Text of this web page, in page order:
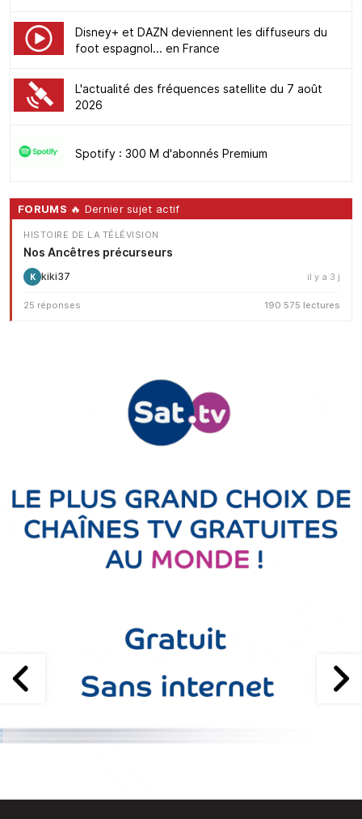
Disney+ et DAZN deviennent les diffuseurs du
foot espagnol... en France
L'actualité des fréquences satellite du 7 août
2026
Spotify : 300 M d'abonnés Premium
FORUMS 🔥 Dernier sujet actif
HISTOIRE DE LA TÉLÉVISION
Nos Ancêtres précurseurs
K kiki37 il y a 3 j
25 réponses 190 575 lectures